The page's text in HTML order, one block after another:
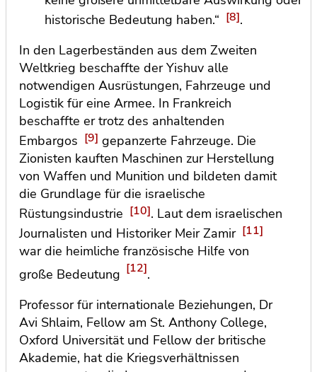
historische Bedeutung haben.“ [8].
In den Lagerbeständen aus dem Zweiten
Weltkrieg beschaffte der Yishuv alle
notwendigen Ausrüstungen, Fahrzeuge und
Logistik für eine Armee. In Frankreich
beschaffte er trotz des anhaltenden
Embargos [9] gepanzerte Fahrzeuge. Die
Zionisten kauften Maschinen zur Herstellung
von Waffen und Munition und bildeten damit
die Grundlage für die israelische
Rüstungsindustrie [10]. Laut dem israelischen
Journalisten und Historiker Meir Zamir [11]
war die heimliche französische Hilfe von
große Bedeutung [12].
Professor für internationale Beziehungen, Dr
Avi Shlaim, Fellow am St. Anthony College,
Oxford Universität und Fellow der britische
Akademie, hat die Kriegsverhältnissen